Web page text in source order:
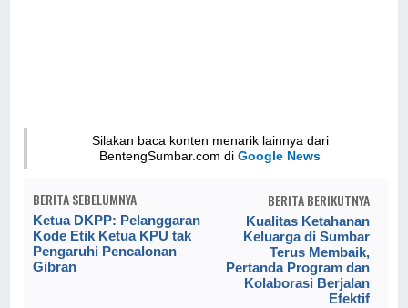
Silakan baca konten menarik lainnya dari
BentengSumbar.com diGoogle News
BERITA SEBELUMNYA
Ketua DKPP: Pelanggaran
Kode Etik Ketua KPU tak
Pengaruhi Pencalonan
Gibran
BERITA BERIKUTNYA
Kualitas Ketahanan
Keluarga di Sumbar
Terus Membaik,
Pertanda Program dan
Kolaborasi Berjalan
Efektif